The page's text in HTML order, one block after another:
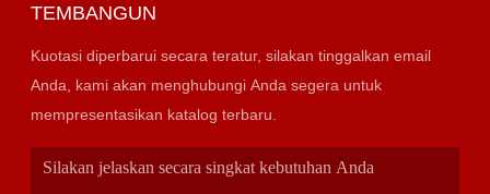
TEMBANGUN
Kuotasi diperbarui secara teratur, silakan tinggalkan email
Anda, kami akan menghubungi Anda segera untuk
mempresentasikan katalog terbaru.